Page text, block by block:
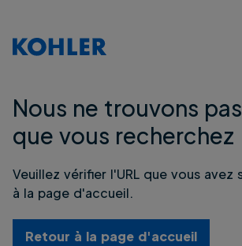
Nous ne trouvons
que vous recherchez
Veuillez vérifier l'URL que vous avez
à la page d'accueil.
Retour à la page d'accueil